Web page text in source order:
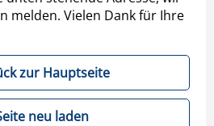
melden. Vielen Dank für Ihre
zur Hauptseite
neu laden